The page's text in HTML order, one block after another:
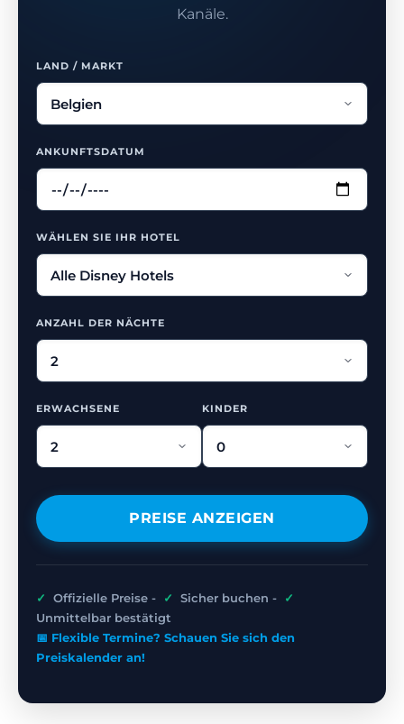
Kanäle.
LAND / MARKT
ANKUNFTSDATUM
WÄHLEN SIE IHR HOTEL
ANZAHL DER NÄCHTE
ERWACHSENE KINDER
PREISE ANZEIGEN
✓ Offizielle Preise - ✓ Sicher buchen -
✓
Unmittelbar bestätigt
📅 Flexible Termine? Schauen Sie sich den
Preiskalender an!